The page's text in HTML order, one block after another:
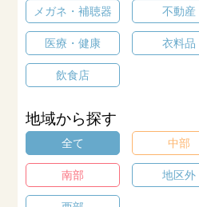
メガネ・補聴器 不動産
医療・健康 衣料品
飲食店
地域から探す
全て 中部
南部 地区外